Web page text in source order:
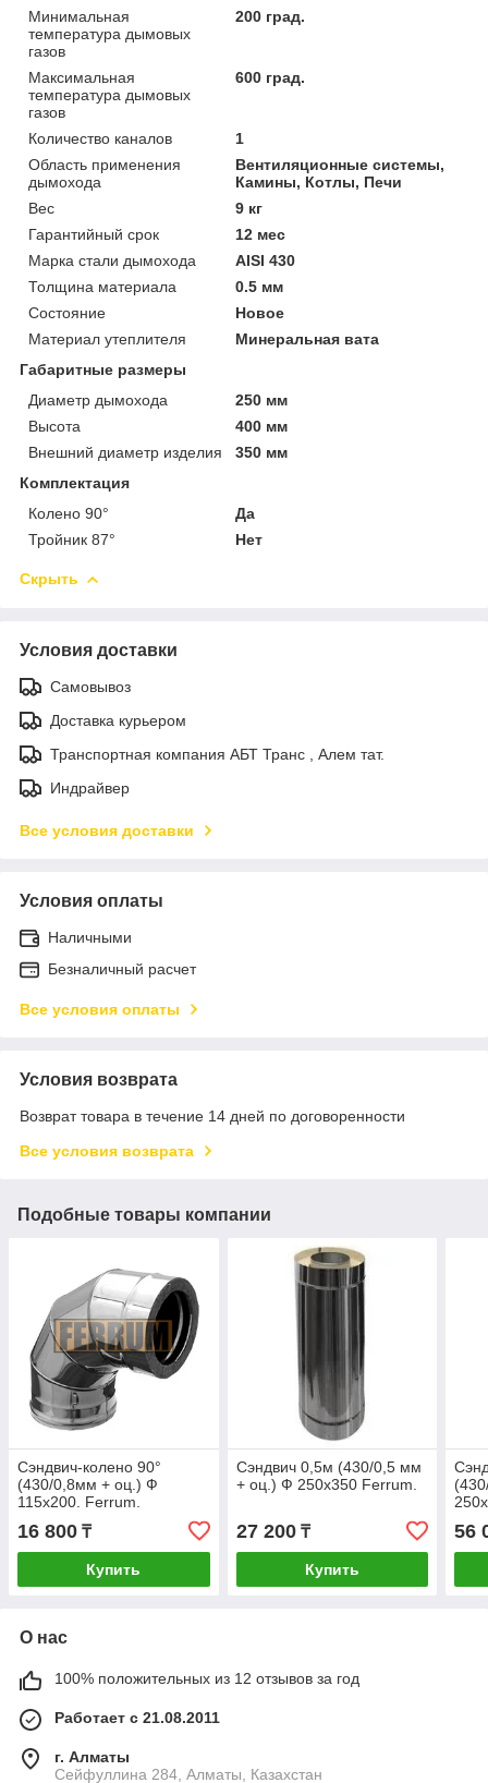
Минимальная
температура дымовых
газов
200 град.
Максимальная
температура дымовых
газов
600 град.
Количество каналов
1
Область применения
дымохода
Вентиляционные системы,
Камины, Котлы, Печи
Вес
9 кг
Гарантийный срок
12 мес
Марка стали дымохода
AISI 430
Толщина материала
0.5 мм
Состояние
Новое
Материал утеплителя
Минеральная вата
Габаритные размеры
Диаметр дымохода
250 мм
Высота
400 мм
Внешний диаметр изделия
350 мм
Комплектация
Колено 90°
Да
Тройник 87°
Нет
Скрыть
Условия доставки
Самовывоз
Доставка курьером
Транспортная компания АБТ Транс , Алем тат.
Индрайвер
Все условия доставки
Условия оплаты
Наличными
Безналичный расчет
Все условия оплаты
Условия возврата
Возврат товара в течение 14 дней по договоренности
Все условия возврата
Подобные товары компании
Сэндвич-колено 90°
(430/0,8мм + оц.) Ф
115х200. Ferrum.
16 800 ₸
Купить
Сэндвич 0,5м (430/0,5 мм
+ оц.) Ф 250х350 Ferrum.
27 200₸
Купить
56
О нас
100% положительных из 12 отзывов за год
Работает с 21.08.2011
г. Алматы
Сейфуллина 284, Алматы, Казахстан